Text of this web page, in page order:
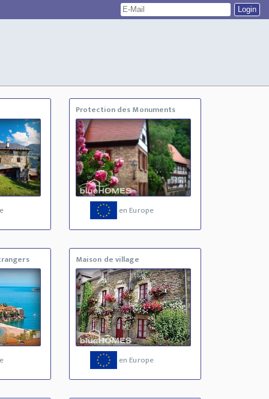
Protection des Monuments
en Europe
Maison de village
en Europe